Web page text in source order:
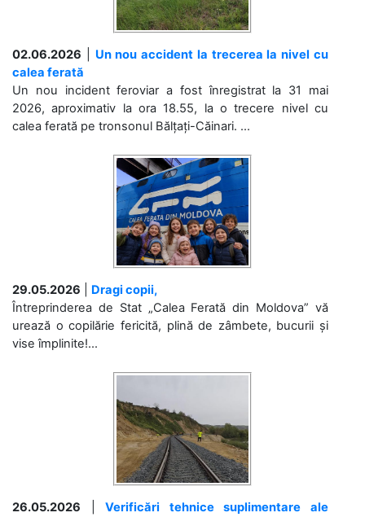
02.06.2026
Un nou accident la trecerea la nivel cu
calea ferată
Un nou incident feroviar a fost înregistrat la 31 mai
2026, aproximativ la ora 18.55, la o trecere nivel cu
calea ferată pe tronsonul Bălțați-Căinari. ...
29.05.2026
Dragi copii,
Întreprinderea de Stat „Calea Ferată din Moldova” vă
urează o copilărie fericită, plină de zâmbete, bucurii și
vise împlinite!...
26.05.2026 |Verificări tehnice suplimentare ale